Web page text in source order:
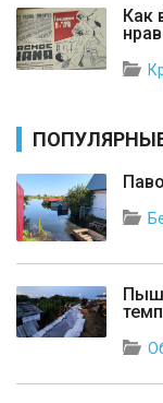
Как